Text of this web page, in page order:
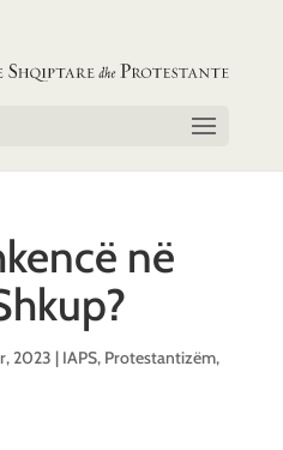
në
2023 | IAPS, Protestantizëm,